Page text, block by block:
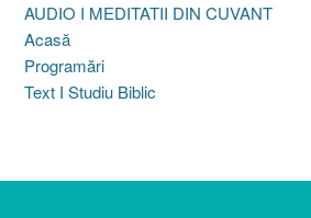
AUDIO I MEDITATII DIN CUVANT
Acasă
Programări
Text I Studiu Biblic